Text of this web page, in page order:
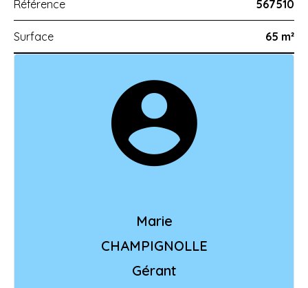
Référence 567510
Surface 65 m²
Marie
CHAMPIGNOLLE
Gérant